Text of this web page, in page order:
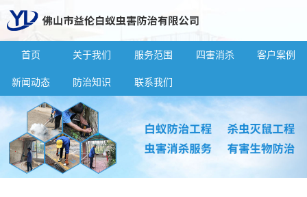
首页 关于我们 服务范围 四害消杀 客户案例
新闻动态 防治知识 联系我们